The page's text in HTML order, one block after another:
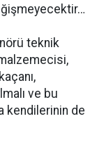
teknik
ve bu
kendilerinin de